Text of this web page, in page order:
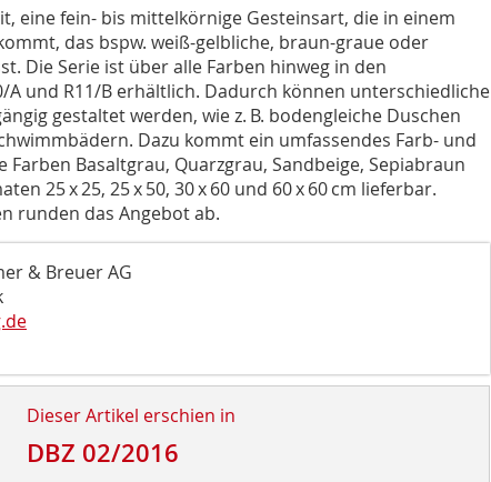
eine fein- bis mittelkörnige Gesteinsart, die in einem
das bspw. weiß-gelbliche, braun-graue oder
Die Serie ist über alle Farben hinweg in den
A und R11/B erhältlich. Dadurch können unterschiedliche
gestaltet werden, wie z. B. bodengleiche Duschen
Dazu kommt ein umfassendes Farb- und
Farben Basaltgrau, Quarzgrau, Sandbeige, Sepiabraun
25 x 25, 25 x 50, 30 x 60 und 60 x 60 cm lieferbar.
runden das Angebot ab.
& Breuer AG
Dieser Artikel erschien in
DBZ 02/2016